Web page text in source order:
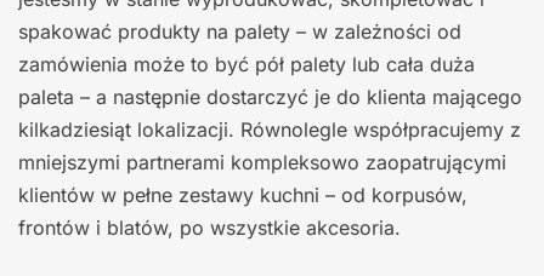
spakować produkty na palety – w zależności od
zamówienia może to być pół palety lub cała duża
paleta – a następnie dostarczyć je do klienta mającego
kilkadziesiąt lokalizacji. Równolegle współpracujemy z
mniejszymi partnerami kompleksowo zaopatrującymi
klientów w pełne zestawy kuchni – od korpusów,
frontów i blatów, po wszystkie akcesoria.